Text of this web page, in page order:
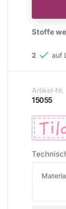
Stoffe
2  auf
Artikel-Nr.
15055